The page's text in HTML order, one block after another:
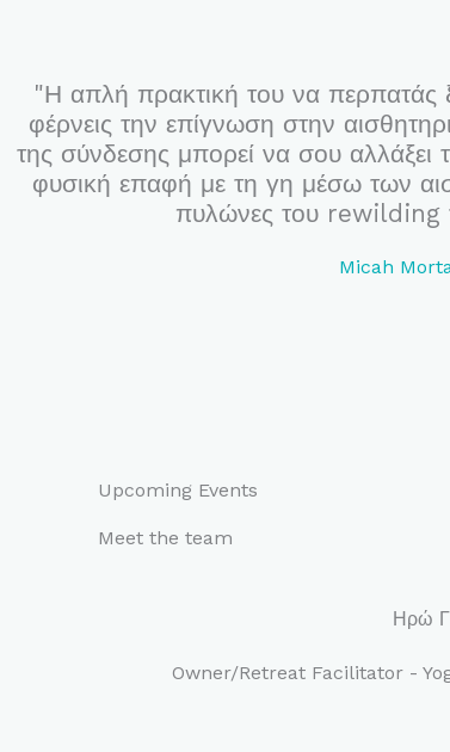
"Η απλή πρακτική του να περπατάς
φέρνεις την επίγνωση στην
της σύνδεσης μπορεί να σου
φυσική επαφή με τη γη μέσω των
πυλώνες του rewilding
Micah
Upcoming Events
Meet the team
Ηρώ
Owner/Retreat Facilitator -